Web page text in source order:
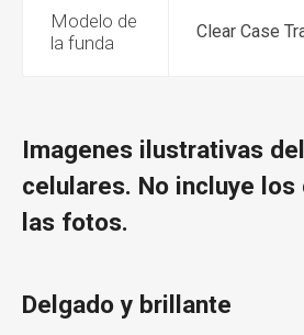
Modelo de
la funda
Clear Case
Imagenes ilustrativas
celulares. No incluye los
las fotos.
Delgado y brillante